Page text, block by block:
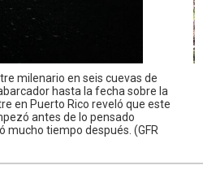
milenario en seis cuevas de
hasta la fecha sobre la
en Puerto Rico reveló que este
antes de lo pensado
mucho tiempo después. (GFR